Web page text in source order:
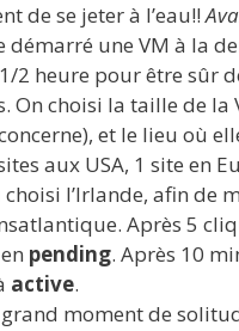
de se jeter à l’eau!!
démarré une VM à la
2 heure pour être sûr
On choisi la taille de la
et le lieu où
aux USA, 1 site en
choisi l’Irlande, afin de
Après 5
pending. Après 10
active.
grand moment de